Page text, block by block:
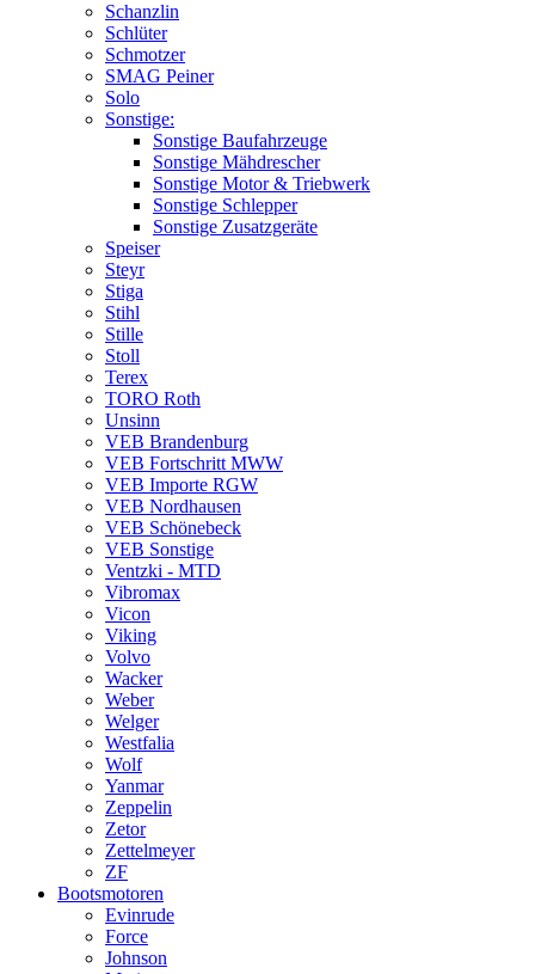
Schanzlin
Schlüter
Schmotzer
SMAG Peiner
Solo
Sonstige:
Sonstige Baufahrzeuge
Sonstige Mähdrescher
Sonstige Motor & Triebwerk
Sonstige Schlepper
Sonstige Zusatzgeräte
Speiser
Steyr
Stiga
Stihl
Stille
Stoll
Terex
TORO Roth
Unsinn
VEB Brandenburg
VEB Fortschritt MWW
VEB Importe RGW
VEB Nordhausen
VEB Schönebeck
VEB Sonstige
Ventzki - MTD
Vibromax
Vicon
Viking
Volvo
Wacker
Weber
Welger
Westfalia
Wolf
Yanmar
Zeppelin
Zetor
Zettelmeyer
ZF
Bootsmotoren
Evinrude
Force
Johnson